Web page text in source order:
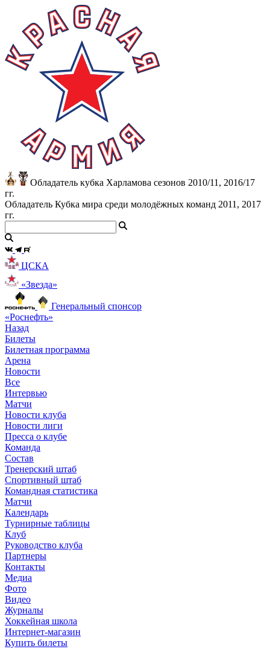
Обладатель кубка Харламова сезонов 2010/11, 2016/17
гг.
Обладатель Кубка мира среди молодёжных команд 2011, 2017
гг.
ЦСКА
«Звезда»
Генеральный спонсор
«Роснефть»
Назад
Билеты
Билетная программа
Арена
Новости
Все
Интервью
Матчи
Новости клуба
Новости лиги
Пресса о клубе
Команда
Состав
Тренерский штаб
Спортивный штаб
Командная статистика
Матчи
Календарь
Турнирные таблицы
Клуб
Руководство клуба
Партнеры
Контакты
Медиа
Фото
Видео
Журналы
Хоккейная школа
Интернет-магазин
Купить билеты